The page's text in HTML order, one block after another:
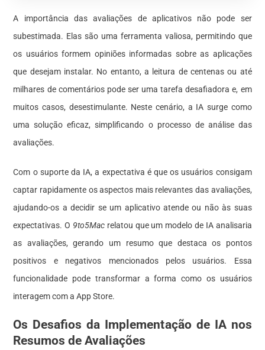
A importância das avaliações de aplicativos não pode ser
subestimada. Elas são uma ferramenta valiosa, permitindo que
os usuários formem opiniões informadas sobre as aplicações
que desejam instalar. No entanto, a leitura de centenas ou até
milhares de comentários pode ser uma tarefa desafiadora e, em
muitos casos, desestimulante. Neste cenário, a IA surge como
uma solução eficaz, simplificando o processo de análise das
avaliações.
Com o suporte da IA, a expectativa é que os usuários consigam
captar rapidamente os aspectos mais relevantes das avaliações,
ajudando-os a decidir se um aplicativo atende ou não às suas
expectativas. O 9to5Mac relatou que um modelo de IA analisaria
as avaliações, gerando um resumo que destaca os pontos
positivos e negativos mencionados pelos usuários. Essa
funcionalidade pode transformar a forma como os usuários
interagem com a App Store.
Os Desafios da Implementação de IA nos
Resumos de Avaliações